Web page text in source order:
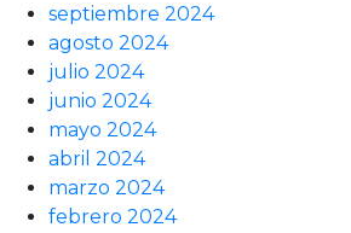
septiembre 2024
agosto 2024
julio 2024
junio 2024
mayo 2024
abril 2024
marzo 2024
febrero 2024